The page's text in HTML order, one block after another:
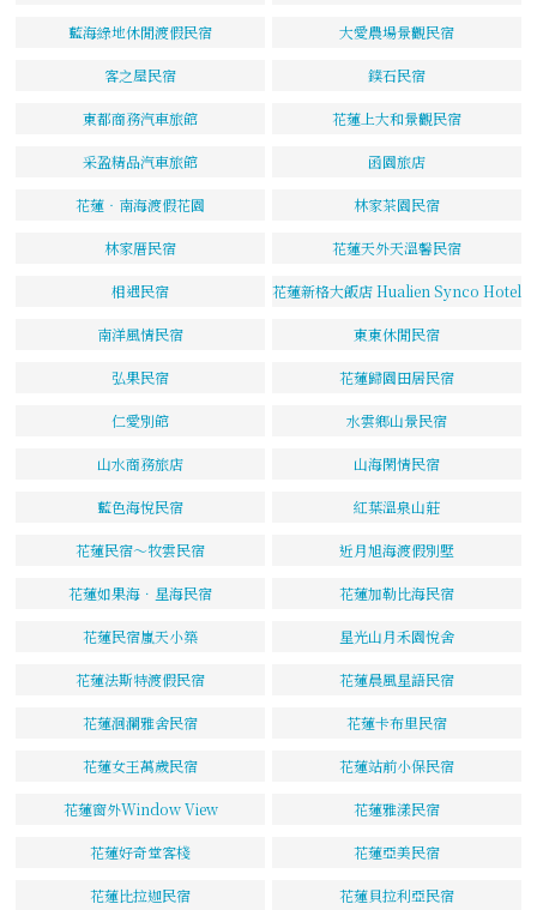
藍海綠地休閒渡假民宿 大愛農場景觀民宿
客之屋民宿 鏷石民宿
東都商務汽車旅館 花蓮上大和景觀民宿
采盈精品汽車旅館 函園旅店
花蓮‧南海渡假花園 林家茶園民宿
林家厝民宿 花蓮天外天溫馨民宿
相遇民宿 花蓮新格大飯店 Hualien Synco Hotel
南洋風情民宿 東東休閒民宿
弘果民宿 花蓮歸園田居民宿
仁愛別館 水雲鄉山景民宿
山水商務旅店 山海閑情民宿
藍色海悅民宿 紅葉溫泉山莊
花蓮民宿～牧雲民宿 近月旭海渡假別墅
花蓮如果海．星海民宿 花蓮加勒比海民宿
花蓮民宿嵐天小築 星光山月禾園悅舍
花蓮法斯特渡假民宿 花蓮晨風星語民宿
花蓮洄瀾雅舍民宿 花蓮卡布里民宿
花蓮女王萬歲民宿 花蓮站前小保民宿
花蓮窗外Window View 花蓮雅漾民宿
花蓮好奇堂客棧 花蓮亞美民宿
花蓮比拉迦民宿 花蓮貝拉利亞民宿